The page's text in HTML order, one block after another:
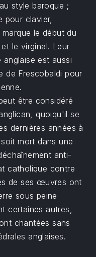
style baroque ;
pour clavier,
le début du
le virginal. Leur
est aussi
de Frescobaldi pour
être considéré
quoiqu'il se
dernières années à
mort dans une
anti-
catholique contre
de ses œuvres ont
sous peine
certaines autres,
chantées sans
anglaises.